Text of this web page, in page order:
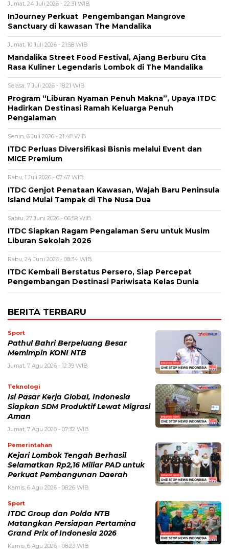
Jumat, 24 Juli 2026 - 22:31 WIB
InJourney Perkuat Pengembangan Mangrove
Sanctuary di kawasan The Mandalika
Jumat, 10 Juli 2026 - 21:58 WIB
Mandalika Street Food Festival, Ajang Berburu Cita
Rasa Kuliner Legendaris Lombok di The Mandalika
Selasa, 7 Juli 2026 - 18:21 WIB
Program “Liburan Nyaman Penuh Makna”, Upaya ITDC
Hadirkan Destinasi Ramah Keluarga Penuh
Pengalaman
Senin, 6 Juli 2026 - 21:48 WIB
ITDC Perluas Diversifikasi Bisnis melalui Event dan
MICE Premium
Rabu, 1 Juli 2026 - 07:47 WIB
ITDC Genjot Penataan Kawasan, Wajah Baru Peninsula
Island Mulai Tampak di The Nusa Dua
Sabtu, 27 Juni 2026 - 06:59 WIB
ITDC Siapkan Ragam Pengalaman Seru untuk Musim
Liburan Sekolah 2026
Rabu, 24 Juni 2026 - 08:34 WIB
ITDC Kembali Berstatus Persero, Siap Percepat
Pengembangan Destinasi Pariwisata Kelas Dunia
BERITA TERBARU
Sport
Pathul Bahri Berpeluang Besar
Memimpin KONI NTB
Jumat, 7 Agu 2026 - 12:39 WIB
Teknologi
​Isi Pasar Kerja Global, Indonesia
Siapkan SDM Produktif Lewat Migrasi
Aman
Jumat, 7 Agu 2026 - 07:32 WIB
Pemerintahan
Kejari Lombok Tengah Berhasil
Selamatkan Rp2,16 Miliar PAD untuk
Perkuat Pembangunan Daerah
Kamis, 6 Agu 2026 - 08:26 WIB
Sport
ITDC Group dan Polda NTB
Matangkan Persiapan Pertamina
Grand Prix of Indonesia 2026
Kamis, 6 Agu 2026 - 08:23 WIB